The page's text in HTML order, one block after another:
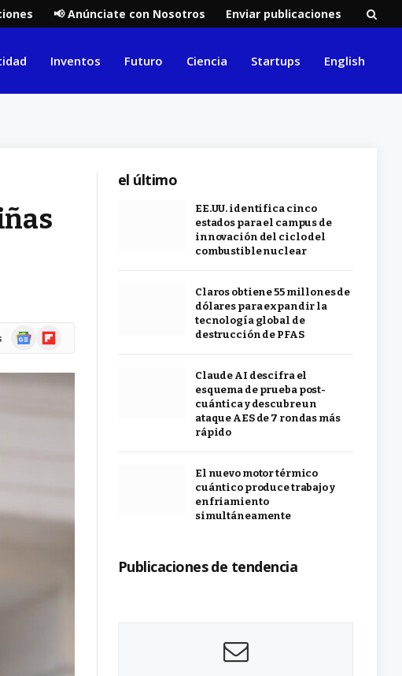
📢 Anúnciate con Nosotros Enviar publicaciones
Inventos Futuro Ciencia Startups English
GoogleFlipboard
el último
EE.UU. identifica cinco
estados para el campus de
innovación del ciclo del
combustible nuclear
Claros obtiene 55 millones de
dólares para expandir la
tecnología global de
destrucción de PFAS
Claude AI descifra el
esquema de prueba post-
cuántica y descubre un
ataque AES de 7 rondas más
rápido
El nuevo motor térmico
cuántico produce trabajo y
enfriamiento
simultáneamente
Publicaciones de tendencia